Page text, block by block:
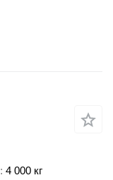
4 000 кг